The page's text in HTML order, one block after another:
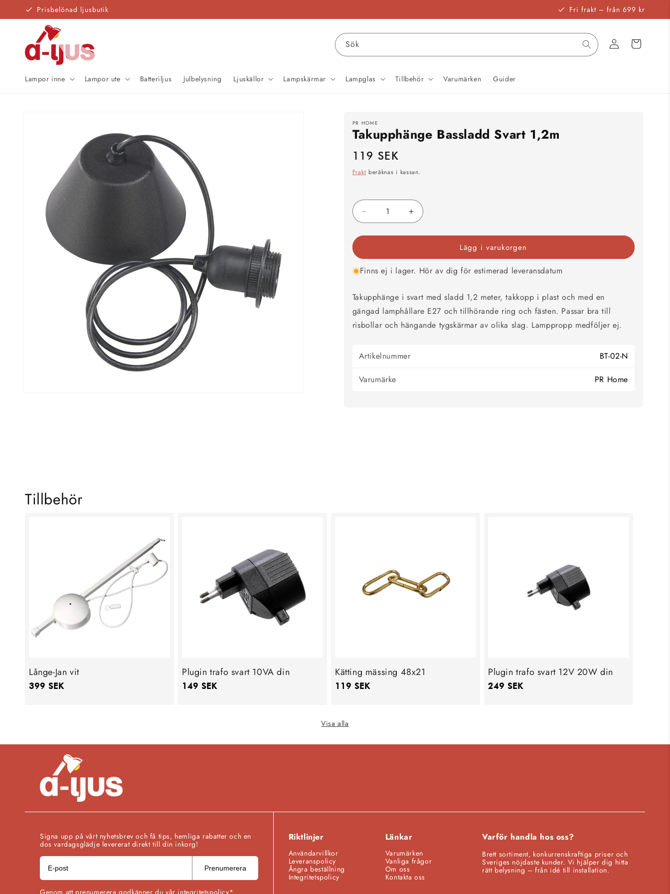
vidare Prisbelönad ljusbutik Fri frakt – från 699 kr
Lampor inne Lampor ute Batteriljus Julbelysning Ljuskällor Lampskärmar Lampglas Tillbehör Varumärken Guider
Sök
Logga
in
Varukorg
PR HOME
Takupphänge Bassladd Svart 1,2m
Ordinarie
pris
119 SEK
Frakt beräknas i kassan.
Minska
kvantitet
för
Bassladd
Svart
Öka
kvantitet
för
Takupphänge
Bassladd
Svart
Lägg i varukorgen
Finns ej i lager. Hör av dig för estimerad leveransdatum
Takupphänge i svart med sladd 1,2 meter, takkopp i plast och med en
gängad lamphållare E27 och tillhörande ring och fästen. Passar bra till
risbollar och hängande tygskärmar av olika slag. Lamppropp medföljer ej.
Artikelnummer BT-02-N
Varumärke PR Home
Tillbehör
Långe-Jan vit
Ordinarie
399 SEK
Plugin trafo svart 10VA din
Ordinarie
149 SEK
Kätting mässing 48x21
Ordinarie
119 SEK
Plugin trafo svart 12V 20W din
Ordinarie
249 SEK
Visa alla
Signa upp på vårt nyhetsbrev och få tips, hemliga rabatter och en
dos vardagsglädje levererat direkt till din inkorg!
Prenumerera
Riktlinjer
Användarvillkor
Leveranspolicy
Ångra beställning
Integritetspolicy
Länkar
Varumärken
Vanliga frågor
Om oss
Kontakta oss
Varför handla hos oss?
Brett sortiment, konkurrenskraftiga priser och
Sveriges nöjdaste kunder. Vi hjälper dig hitta
rätt belysning – från idé till installation.